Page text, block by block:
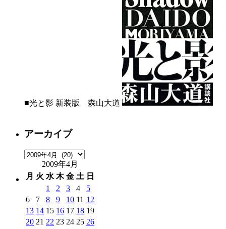
■光と影 新装版 森山大道
アーカイブ
ア
カ
ブ
2009年4月
月 火 水 木 金 土 日
1
2 3 4
5
6
7 8 9 10 11 12
13 14 15 16 17 18 19
20 21 22 23 24 25 26